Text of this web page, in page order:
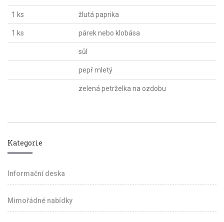
1 ks žlutá paprika
1 ks párek nebo klobása
sůl
pepř mletý
zelená petrželka na ozdobu
Kategorie
Informační deska
Mimořádné nabídky